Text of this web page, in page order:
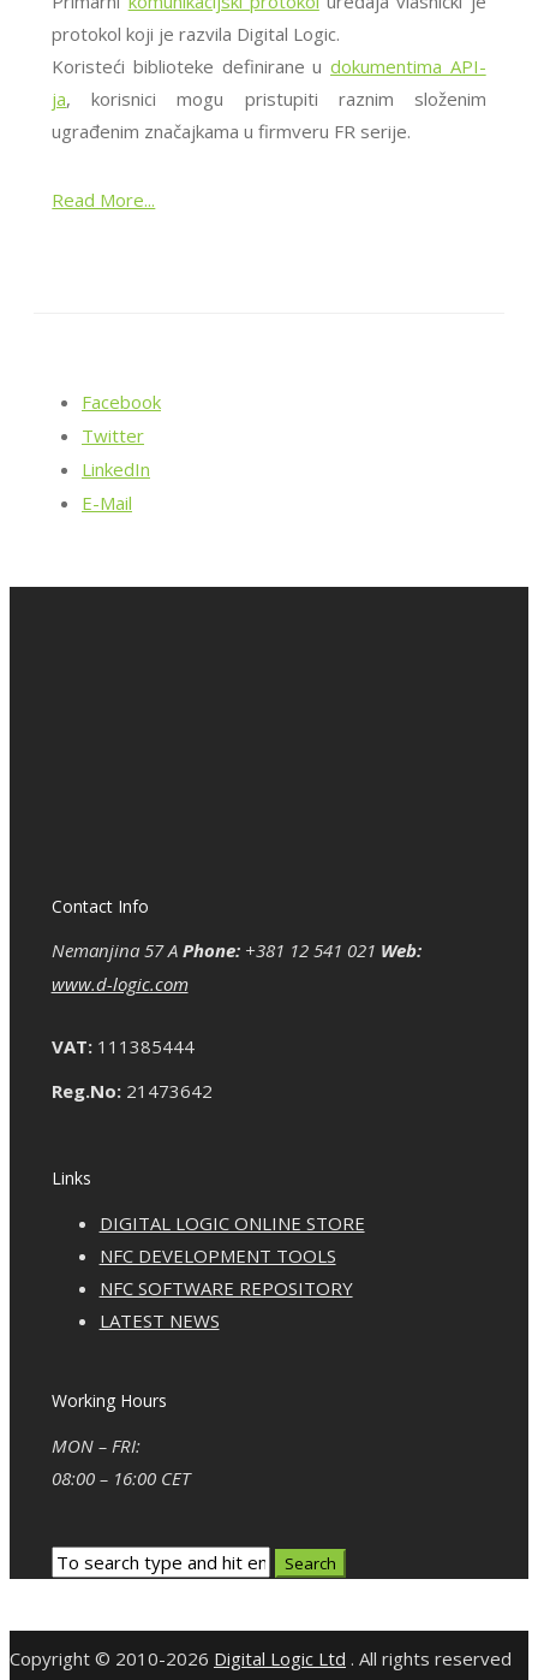
protokol koji je razvila Digital Logic.
Koristeći biblioteke definirane u dokumentima API-
ja, korisnici mogu pristupiti raznim složenim
ugrađenim značajkama u firmveru FR serije.
Read More...
Facebook
Twitter
LinkedIn
E-Mail
Contact Info
Nemanjina 57 A Phone:+381 12 541 021 Web:
www.d-logic.com
VAT:111385444
Reg.No:21473642
Links
DIGITAL LOGIC ONLINE STORE
NFC DEVELOPMENT TOOLS
NFC SOFTWARE REPOSITORY
LATEST NEWS
Working Hours
MON – FRI:
08:00 – 16:00 CET
Copyright © 2010-2026 Digital Logic Ltd . All rights reserved